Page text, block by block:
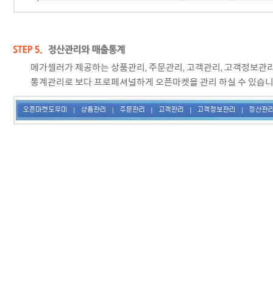
메가셀러가 제공하는 상품관리, 주문관리, 고객관리, 고객정보관
통계관리로 보다 프로페셔널하게 오픈마켓을 관리 하실 수 있습